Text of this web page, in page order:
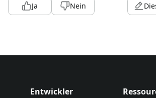
Ja Nein
Entwickler